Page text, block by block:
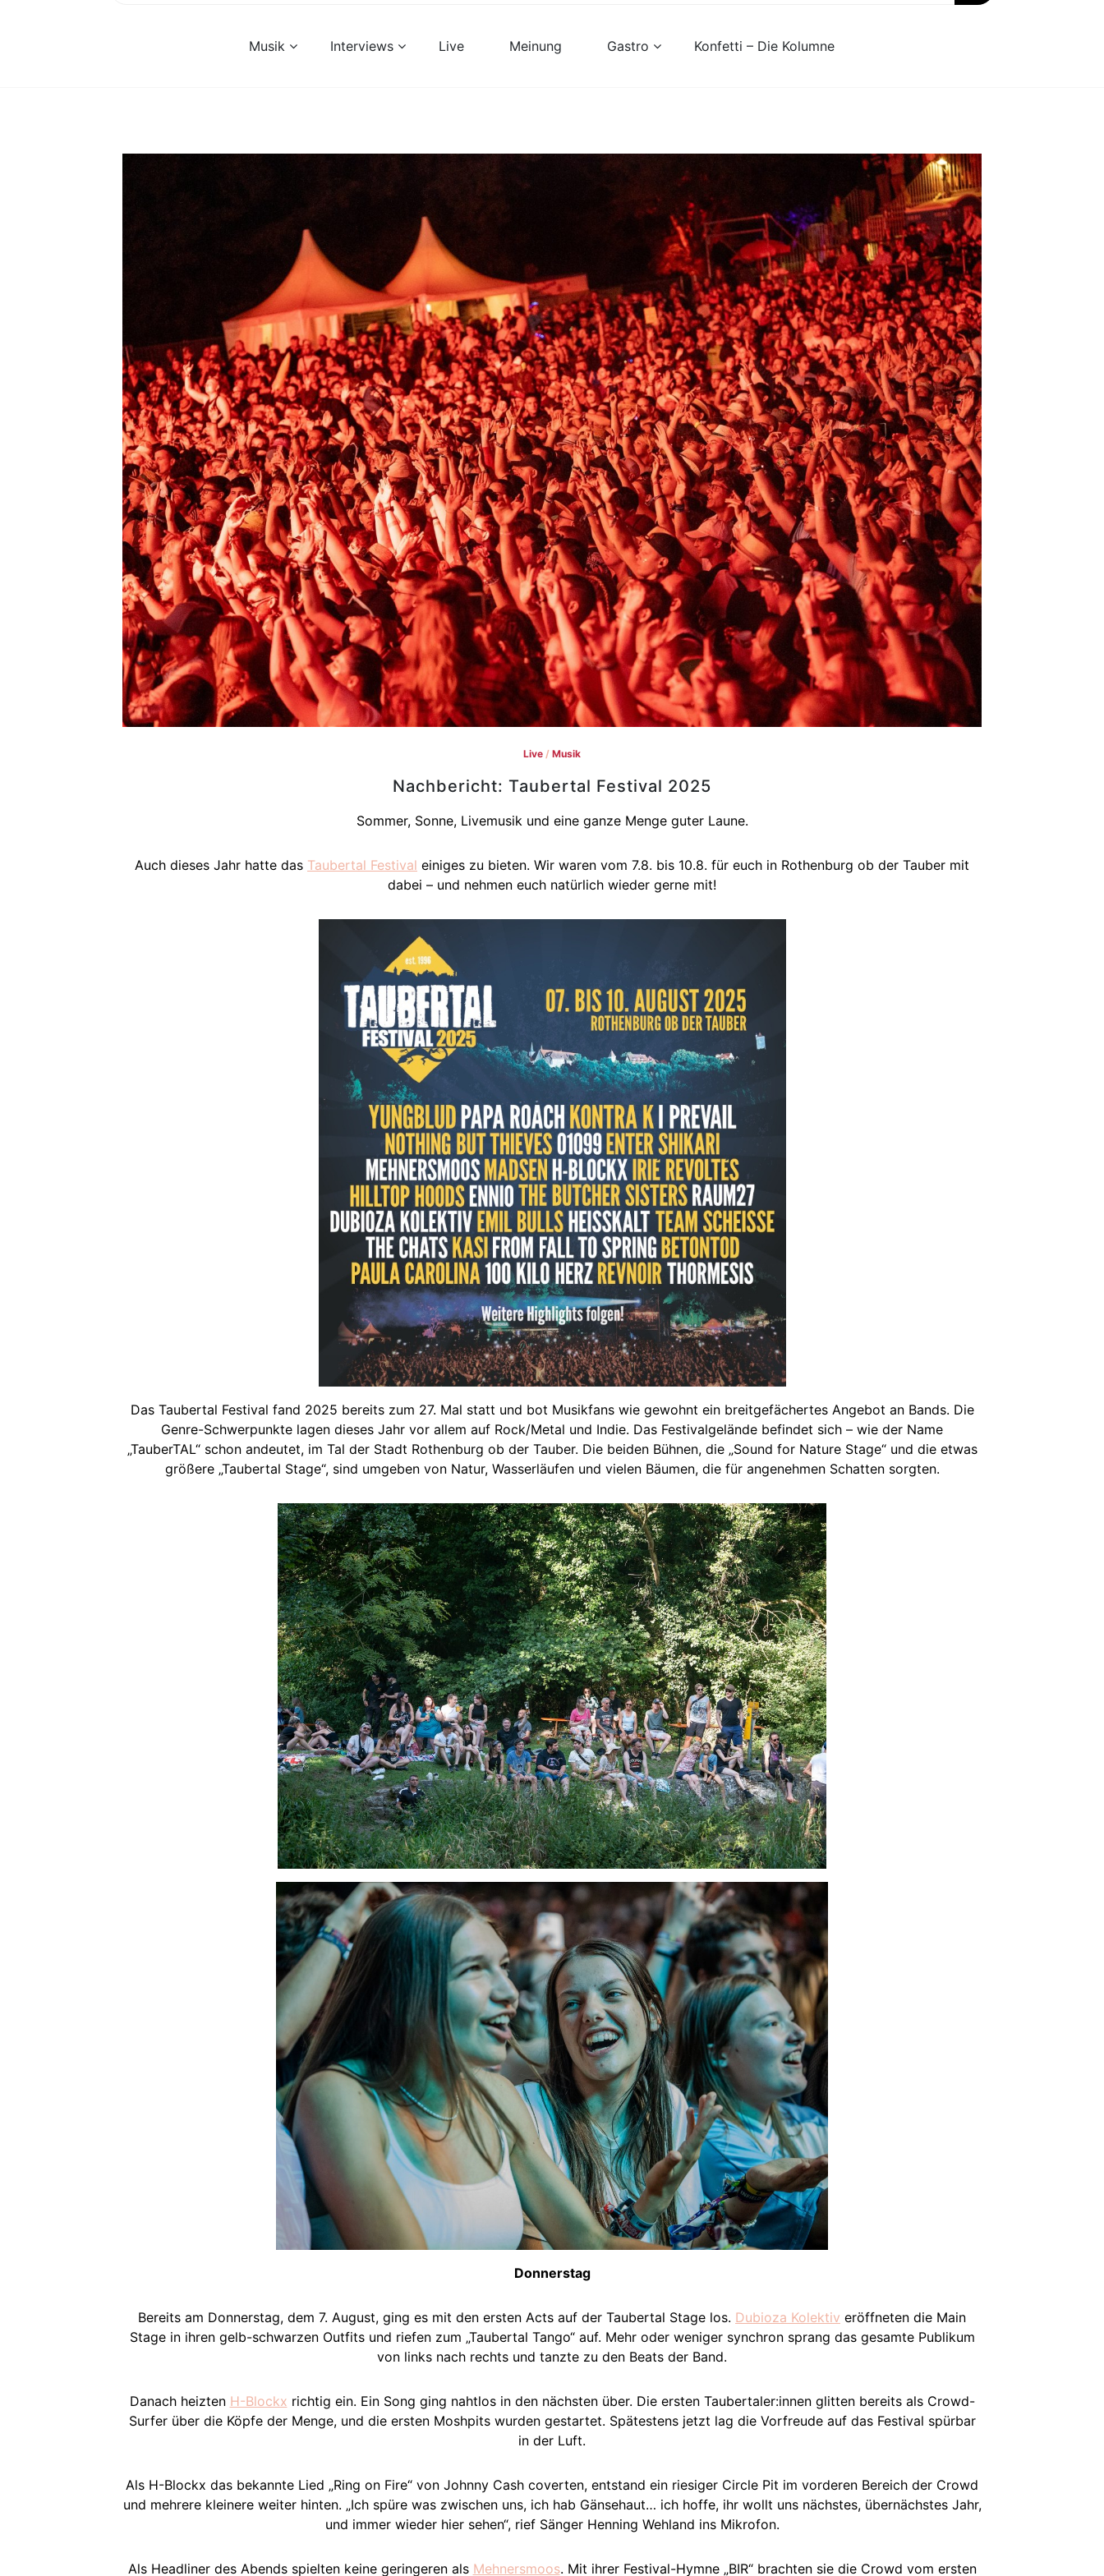
Musik Interviews Live Meinung Gastro Konfetti – Die Kolumne
Live / Musik
Nachbericht: Taubertal Festival 2025
Sommer, Sonne, Livemusik und eine ganze Menge guter Laune.
Auch dieses Jahr hatte das Taubertal Festival einiges zu bieten. Wir waren vom 7.8. bis 10.8. für euch in Rothenburg ob der Tauber mit
dabei – und nehmen euch natürlich wieder gerne mit!
Das Taubertal Festival fand 2025 bereits zum 27. Mal statt und bot Musikfans wie gewohnt ein breitgefächertes Angebot an Bands. Die
Genre-Schwerpunkte lagen dieses Jahr vor allem auf Rock/Metal und Indie. Das Festivalgelände befindet sich – wie der Name
„TauberTAL“ schon andeutet, im Tal der Stadt Rothenburg ob der Tauber. Die beiden Bühnen, die „Sound for Nature Stage“ und die etwas
größere „Taubertal Stage“, sind umgeben von Natur, Wasserläufen und vielen Bäumen, die für angenehmen Schatten sorgten.
Donnerstag
Bereits am Donnerstag, dem 7. August, ging es mit den ersten Acts auf der Taubertal Stage los. Dubioza Kolektiv eröffneten die Main
Stage in ihren gelb-schwarzen Outfits und riefen zum „Taubertal Tango“ auf. Mehr oder weniger synchron sprang das gesamte Publikum
von links nach rechts und tanzte zu den Beats der Band.
Danach heizten H-Blockx richtig ein. Ein Song ging nahtlos in den nächsten über. Die ersten Taubertaler:innen glitten bereits als Crowd-
Surfer über die Köpfe der Menge, und die ersten Moshpits wurden gestartet. Spätestens jetzt lag die Vorfreude auf das Festival spürbar
in der Luft.
Als H-Blockx das bekannte Lied „Ring on Fire“ von Johnny Cash coverten, entstand ein riesiger Circle Pit im vorderen Bereich der Crowd
und mehrere kleinere weiter hinten. „Ich spüre was zwischen uns, ich hab Gänsehaut… ich hoffe, ihr wollt uns nächstes, übernächstes Jahr,
und immer wieder hier sehen“, rief Sänger Henning Wehland ins Mikrofon.
Als Headliner des Abends spielten keine geringeren als Mehnersmoos. Mit ihrer Festival-Hymne „BIR“ brachten sie die Crowd vom ersten